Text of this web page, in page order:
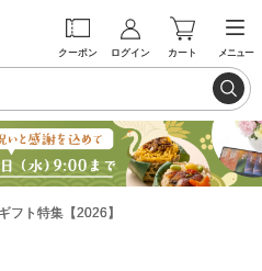
クーポン ログイン カート メニュー
フト特集【2026】